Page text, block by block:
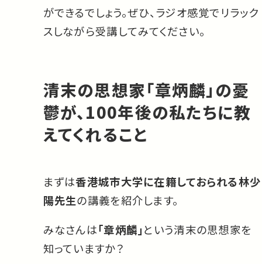
ができるでしょう。ぜひ、ラジオ感覚でリラック
スしながら受講してみてください。
清末の思想家「章炳麟」の憂
鬱が、100年後の私たちに教
えてくれること
まずは香港城市大学に在籍しておられる林少
陽先生の講義を紹介します。
みなさんは「章炳麟」という清末の思想家を
知っていますか？